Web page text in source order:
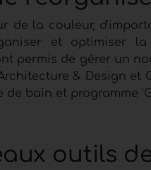
de la couleur,
et optimiser la
permis de gérer un
& Design et
bain et programme
outils